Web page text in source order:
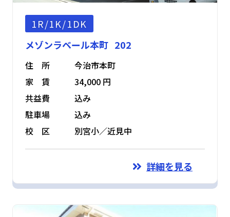
1R/1K/1DK
メゾンラベール本町 202
住 所
今治市本町
家 賃
34,000 円
共益費
込み
駐車場
込み
校 区
別宮小／近見中
詳細を見る